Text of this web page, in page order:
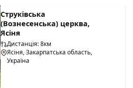
Струківська
(Вознесенська) церква,
Ясіня
Дистанція: 8км
Ясіня, Закарпатська область,
Україна